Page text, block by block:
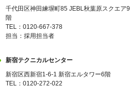
千代田区神田練塀町85 JEBL秋葉原スクエア9
階
TEL：0120-667-378
担当：採用担当者
新宿テクニカルセンター
新宿区西新宿1-6-1 新宿エルタワー6階
TEL：0120-272-022